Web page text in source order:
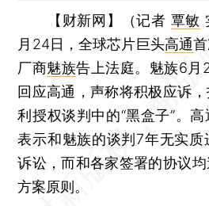
【财新网】（记者 覃敏
月24日，全球芯片巨头高通
厂商魅族告上法庭。魅族6月
回应高通，声称将积极应诉
利授权谈判中的“黑盒子”。
表示和魅族的谈判7年无实
诉讼，而和各家签署的协议
方案原则。